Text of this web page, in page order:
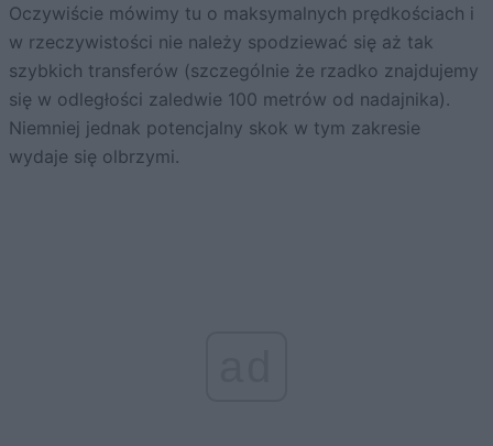
Oczywiście mówimy tu o maksymalnych prędkościach i
w rzeczywistości nie należy spodziewać się aż tak
szybkich transferów (szczególnie że rzadko znajdujemy
się w odległości zaledwie 100 metrów od nadajnika).
Niemniej jednak potencjalny skok w tym zakresie
wydaje się olbrzymi.